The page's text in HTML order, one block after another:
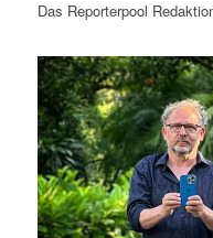
Das Reporterpool